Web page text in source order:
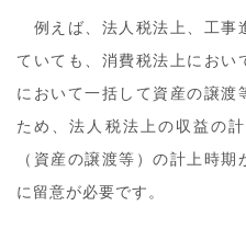
例えば、法人税法上、工事
ていても、消費税法上におい
において一括して資産の譲渡
ため、法人税法上の収益の
（資産の譲渡等）の計上時
に留意が必要です。